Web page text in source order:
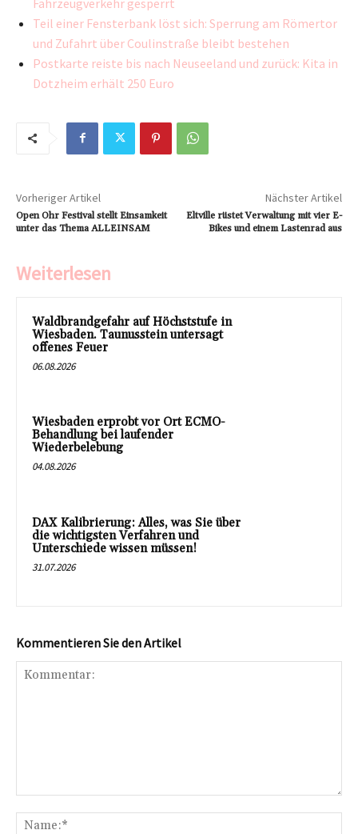
Teil einer Fensterbank löst sich: Sperrung am Römertor
und Zufahrt über Coulinstraße bleibt bestehen
Postkarte reiste bis nach Neuseeland und zurück: Kita in
Dotzheim erhält 250 Euro
Vorheriger Artikel
Open Ohr Festival stellt Einsamkeit
unter das Thema ALLEINSAM
Nächster Artikel
Eltville rüstet Verwaltung mit vier E-
Bikes und einem Lastenrad aus
Weiterlesen
Waldbrandgefahr auf Höchststufe in
Wiesbaden. Taunusstein untersagt
offenes Feuer
06.08.2026
Wiesbaden erprobt vor Ort ECMO-
Behandlung bei laufender
Wiederbelebung
04.08.2026
DAX Kalibrierung: Alles, was Sie über
die wichtigsten Verfahren und
Unterschiede wissen müssen!
31.07.2026
Kommentieren Sie den Artikel